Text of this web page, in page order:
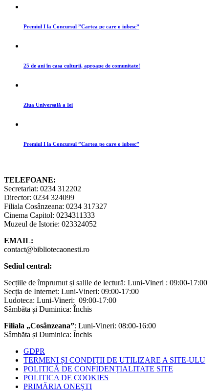
Premiul I la Concursul ”Cartea pe care o iubesc”
25 de ani în casa culturii, aproape de comunitate!
Ziua Universală a Iei
Premiul I la Concursul ”Cartea pe care o iubesc”
TELEFOANE:
Secretariat: 0234 312202
Director: 0234 324099
Filiala Cosânzeana: 0234 317327
Cinema Capitol: 0234311333
Muzeul de Istorie: 023324052
EMAIL:
contact@bibliotecaonesti.ro
Sediul central:
Secțiile de împrumut și salile de lectură: Luni-Vineri : 09:00-17:00
Secția de Internet: Luni-Vineri: 09:00-17:00
Ludoteca: Luni-Vineri: 09:00-17:00
Sâmbăta și Duminica: Închis
Filiala „Cosânzeana”: Luni-Vineri: 08:00-16:00
Sâmbăta și Duminica: Închis
GDPR
TERMENI ȘI CONDIȚII DE UTILIZARE A SITE-ULU
POLITICĂ DE CONFIDENȚIALITATE SITE
POLITICA DE COOKIES
PRIMĂRIA ONEȘTI